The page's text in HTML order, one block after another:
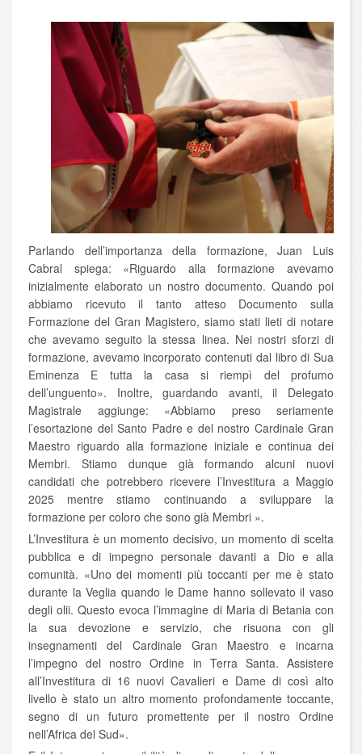
Parlando dell’importanza della formazione, Juan Luis
Cabral spiega: «Riguardo alla formazione avevamo
inizialmente elaborato un nostro documento. Quando poi
abbiamo ricevuto il tanto atteso Documento sulla
Formazione del Gran Magistero, siamo stati lieti di notare
che avevamo seguito la stessa linea. Nei nostri sforzi di
formazione, avevamo incorporato contenuti dal libro di Sua
Eminenza E tutta la casa si riempì del profumo
dell’unguento». Inoltre, guardando avanti, il Delegato
Magistrale aggiunge: «Abbiamo preso seriamente
l’esortazione del Santo Padre e del nostro Cardinale Gran
Maestro riguardo alla formazione iniziale e continua dei
Membri. Stiamo dunque già formando alcuni nuovi
candidati che potrebbero ricevere l’Investitura a Maggio
2025 mentre stiamo continuando a sviluppare la
formazione per coloro che sono già Membri ».
L’Investitura è un momento decisivo, un momento di scelta
pubblica e di impegno personale davanti a Dio e alla
comunità. «Uno dei momenti più toccanti per me è stato
durante la Veglia quando le Dame hanno sollevato il vaso
degli olii. Questo evoca l’immagine di Maria di Betania con
la sua devozione e servizio, che risuona con gli
insegnamenti del Cardinale Gran Maestro e incarna
l’impegno del nostro Ordine in Terra Santa. Assistere
all’Investitura di 16 nuovi Cavalieri e Dame di così alto
livello è stato un altro momento profondamente toccante,
segno di un futuro promettente per il nostro Ordine
nell’Africa del Sud».